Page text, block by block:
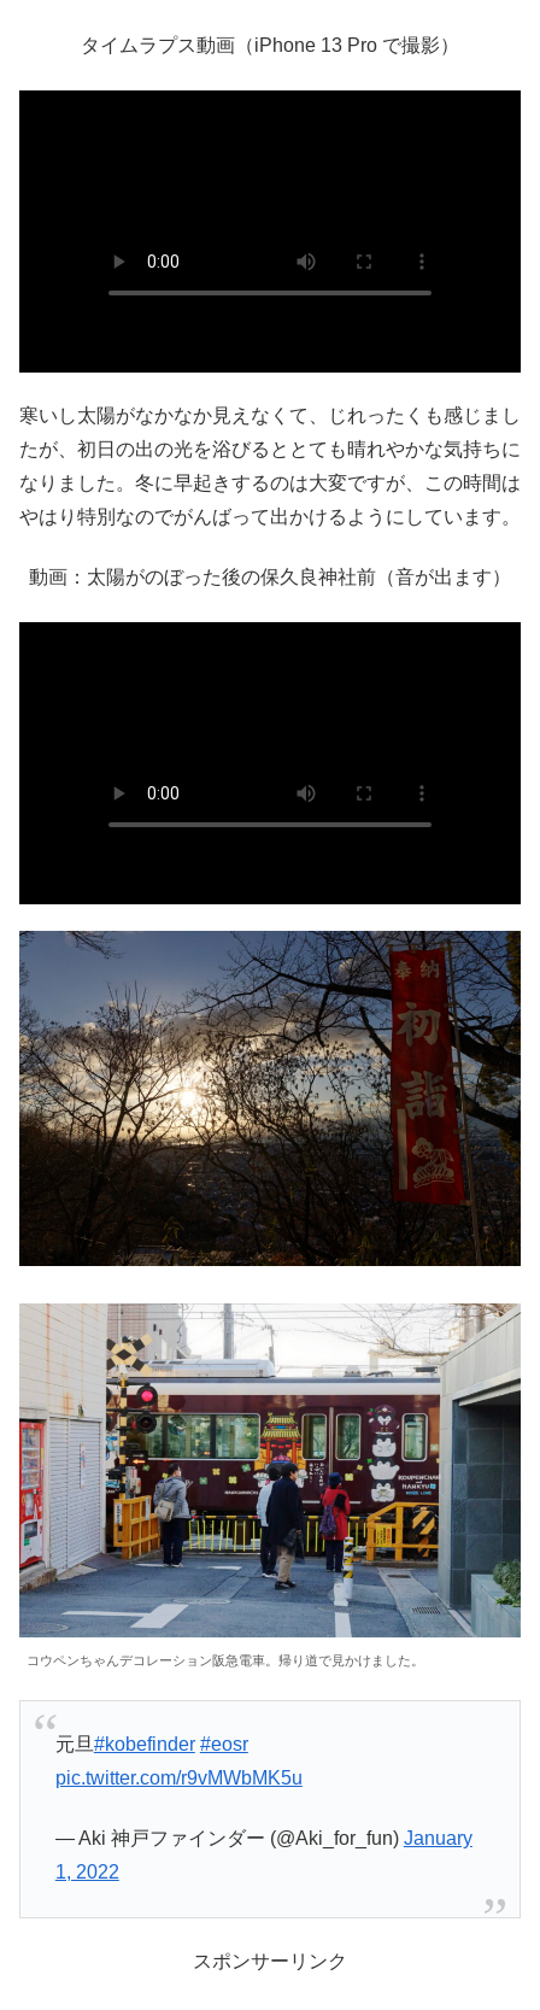
タイムラプス動画（iPhone 13 Pro で撮影）
寒いし太陽がなかなか見えなくて、じれったくも感じまし
たが、初日の出の光を浴びるととても晴れやかな気持ちに
なりました。冬に早起きするのは大変ですが、この時間は
やはり特別なのでがんばって出かけるようにしています。
動画：太陽がのぼった後の保久良神社前（音が出ます）
コウペンちゃんデコレーション阪急電車。帰り道で見かけました。
元旦#kobefinder #eosr
pic.twitter.com/r9vMWbMK5u
— Aki 神戸ファインダー (@Aki_for_fun) January
1, 2022
スポンサーリンク